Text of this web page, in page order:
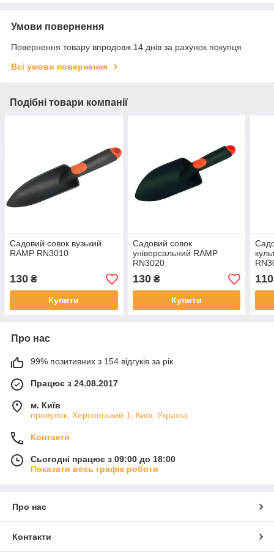
Умови повернення
Повернення товару впродовж 14 днів за рахунок покупця
Всі умови повернення
Подібні товари компанії
Садовий совок вузький
RAMP RN3010
130 ₴
Купити
Садовий совок
універсальний RAMP
RN3020
130₴
Купити
110
Про нас
99% позитивних з 154 відгуків за рік
Працює з 24.08.2017
м. Київ
провулок, Херсонський 1, Київ, Україна
Контакти
Сьогодні працює з 09:00 до 18:00
Показати весь графік роботи
Про нас
Контакти